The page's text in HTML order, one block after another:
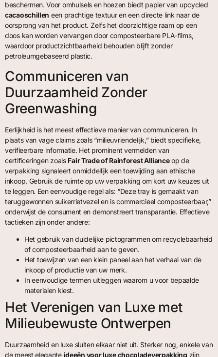
beschermen. Voor omhulsels en hoezen biedt papier van upcycled
cacaoschillen een prachtige textuur en een directe link naar de
oorsprong van het product. Zelfs het doorzichtige raam op een
doos kan worden vervangen door composteerbare PLA-films,
waardoor productzichtbaarheid behouden blijft zonder
petroleumgebaseerd plastic.
Communiceren van
Duurzaamheid Zonder
Greenwashing
Eerlijkheid is het meest effectieve manier van communiceren. In
plaats van vage claims zoals “milieuvriendelijk,” biedt specifieke,
verifieerbare informatie. Het prominent vermelden van
certificeringen zoals Fair Trade of Rainforest Allianceop de
verpakking signaleert onmiddellijk een toewijding aan ethische
inkoop. Gebruik de ruimte op uw verpakking om kort uw keuzes uit
te leggen. Een eenvoudige regel als: “Deze tray is gemaakt van
teruggewonnen suikerrietvezel en is commercieel composteerbaar,”
onderwijst de consument en demonstreert transparantie. Effectieve
tactieken zijn onder andere:
Het gebruik van duidelijke pictogrammen om recyclebaarheid
of composteerbaarheid aan te geven.
Het toewijzen van een klein paneel aan het verhaal van de
inkoop of productie van uw merk.
In eenvoudige termen uitleggen waarom u voor bepaalde
materialen kiest.
Het Verenigen van Luxe met
Milieubewuste Ontwerpen
Duurzaamheid en luxe sluiten elkaar niet uit. Sterker nog, enkele van
de meest elegante ideeën voor luxe chocoladeverpakking zijn